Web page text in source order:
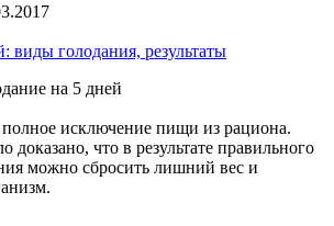
виды голодания, результаты
на 5 дней
полное исключение пищи из рациона.
доказано, что в результате правильного
можно сбросить лишний вес и